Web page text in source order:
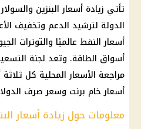
تأتي زيادة أسعار البنزين
الدولة لترشيد الدعم وتخفيف
أسعار النفط عالميًا والتوترات
أسواق الطاقة. وتعد لجنة
مراجعة الأسعار المحلية كل
أسعار خام برنت وسعر صرف
معلومات حول زيادة أسعار